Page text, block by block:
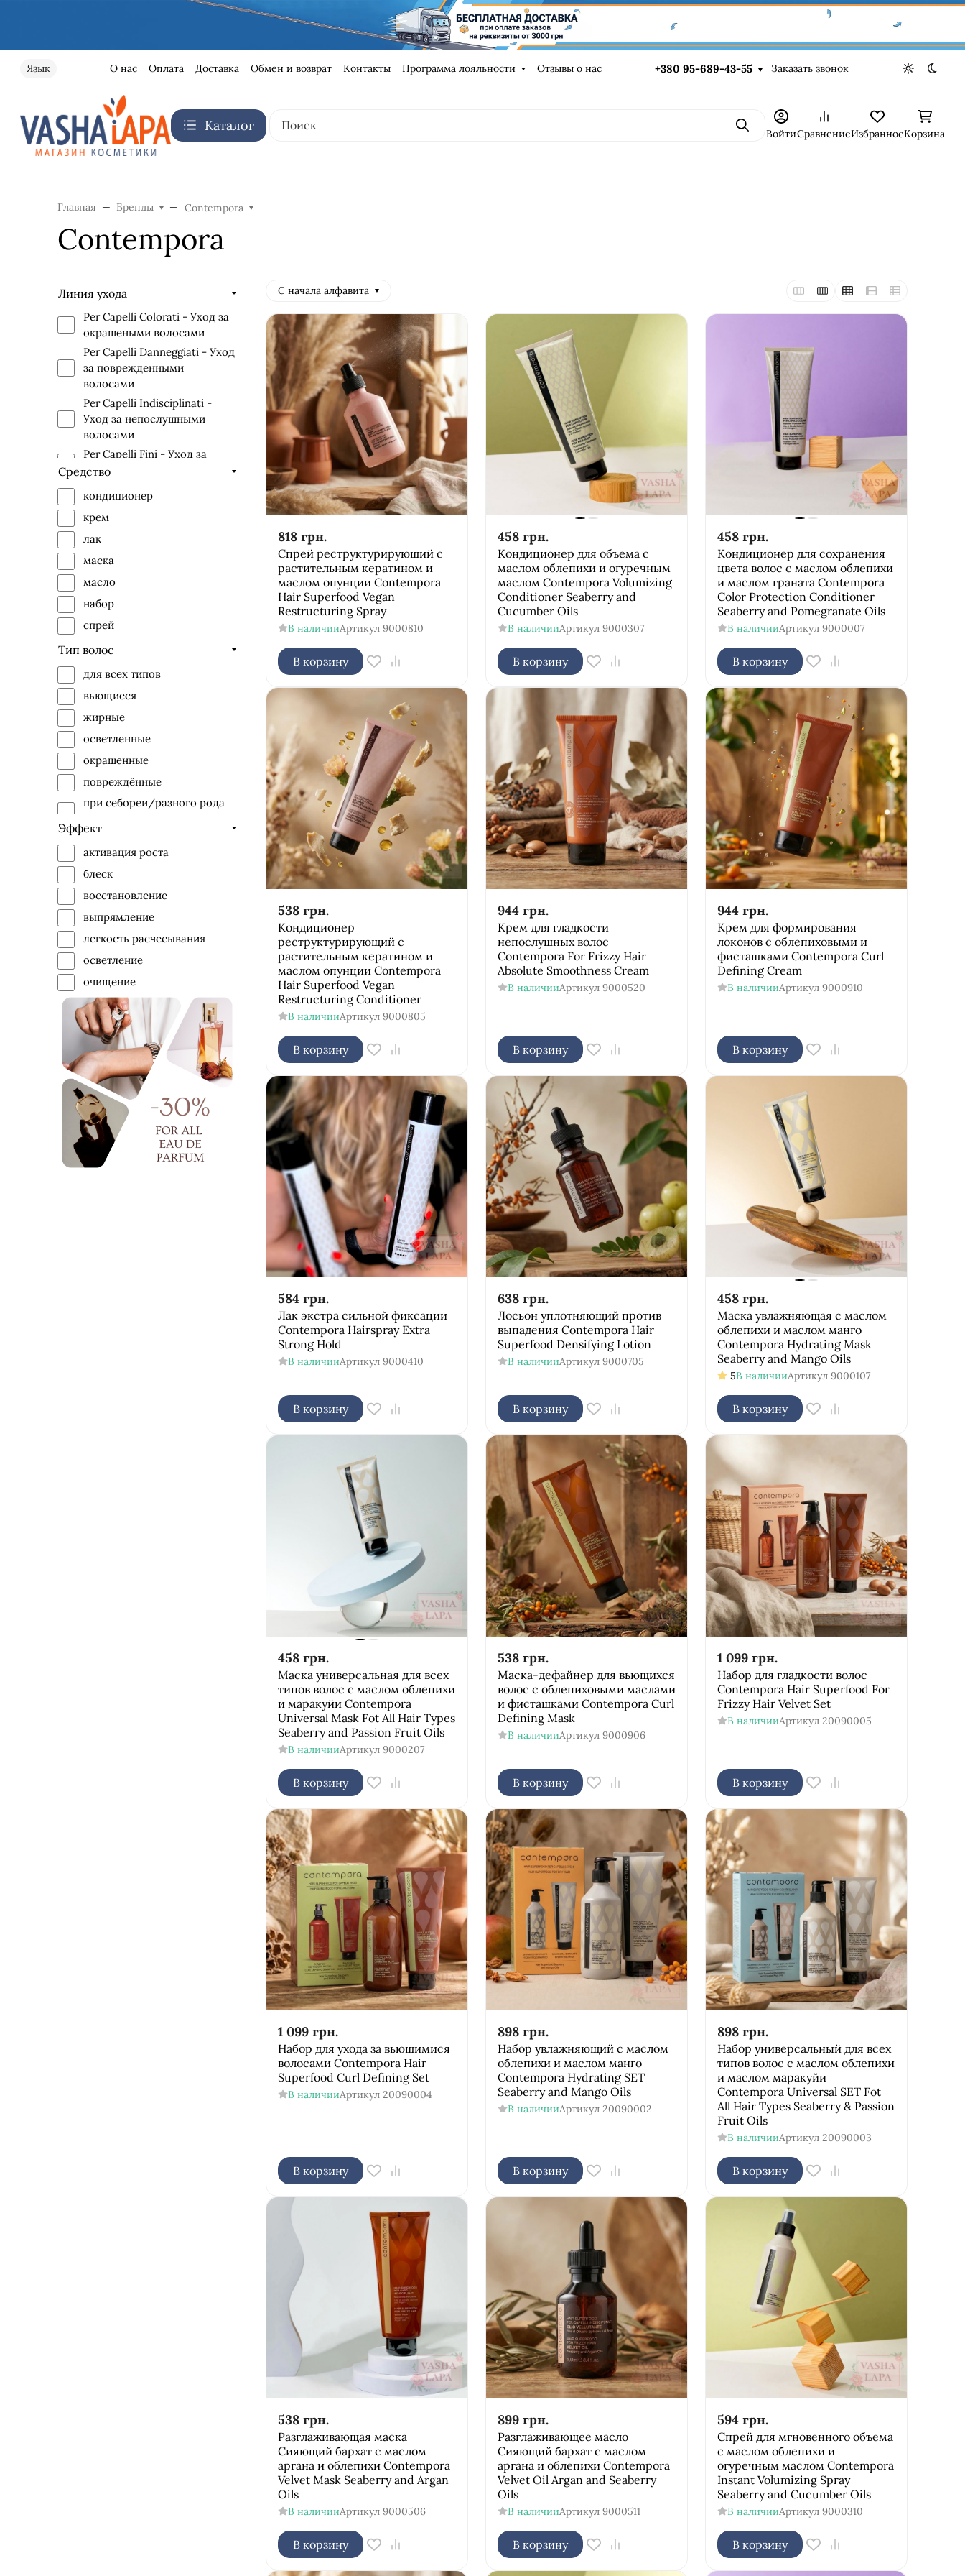
Язык О нас Оплата Доставка Обмен и возврат Контакты Программа лояльности Отзывы о нас +380 95-689-43-55 Заказать звонок Светлая
Каталог ПоискВойтиСравнениеИзбранноеКорзина
Главная Бренды Contempora
Contempora
Линия ухода
Per Capelli Colorati - Уход за
окрашеными волосами
Per Capelli Danneggiati - Уход
за поврежденными
волосами
Per Capelli Indisciplinati -
Уход за непослушными
волосами
Per Capelli Fini - Уход за
тонкими волосами
кучерявыми волосами
Per Capelli Secchi - Уход за
сухими волосами
Per Lavaggi Frequenti - Для
укладки волос
Средство
кондиционер
крем
лак
маска
масло
набор
спрей
тоник/лосьон
Тип волос
для всех типов
вьющиеся
жирные
осветленные
окрашенные
повреждённые
при себореи/разного рода
тонкие
Эффект
активация роста
блеск
восстановление
выпрямление
легкость расчесывания
осветление
очищение
питание
придание объема
профилактика выпадения
смягчение
сохранение цвета
увлажнение
укрепление
фиксация
С начала алфавита
818 грн.
Cпрей реструктурирующий с
растительным кератином и
маслом опунции Contempora
Hair Superfood Vegan
Restructuring Spray
В наличииАртикул 9000810
В корзину
458 грн.
Кондиционер для объема с
маслом облепихи и огуречным
маслом Соntempora Volumizing
Conditioner Seaberry and
Cucumber Oils
В наличииАртикул 9000307
В корзину
458 грн.
Кондиционер для сохранения
цвета волос с маслом облепихи
и маслом граната Соntempora
Color Protection Conditioner
Seaberry and Pomegranate Oils
В наличииАртикул 9000007
В корзину
538 грн.
Кондиционер
реструктурирующий с
растительным кератином и
маслом опунции Contempora
Hair Superfood Vegan
Restructuring Conditioner
В наличииАртикул 9000805
В корзину
944 грн.
Крем для гладкости
непослушных волос
Соntempora For Frizzy Hair
Absolute Smoothness Cream
В наличииАртикул 9000520
В корзину
944 грн.
Крем для формирования
локонов с облепиховыми и
фисташками Contempora Curl
Defining Cream
В наличииАртикул 9000910
В корзину
584 грн.
Лак экстра сильной фиксации
Соntempora Hairspray Extra
Strong Hold
В наличииАртикул 9000410
В корзину
638 грн.
Лосьон уплотняющий против
выпадения Contempora Hair
Superfood Densifying Lotion
В наличииАртикул 9000705
В корзину
458 грн.
Маска увлажняющая с маслом
облепихи и маслом манго
Соntempora Hydrating Mask
Seaberry and Mango Oils
5В наличииАртикул 9000107
В корзину
458 грн.
Маска универсальная для всех
типов волос с маслом облепихи
и маракуйи Соntempora
Universal Mask Fot All Hair Types
Seaberry and Passion Fruit Oils
В наличииАртикул 9000207
В корзину
538 грн.
Маска-дефайнер для вьющихся
волос с облепиховыми маслами
и фисташками Contempora Curl
Defining Mask
В наличииАртикул 9000906
В корзину
1 099 грн.
Набор для гладкости волос
Contempora Hair Superfood For
Frizzy Hair Velvet Set
В наличииАртикул 20090005
В корзину
1 099 грн.
Набор для ухода за вьющимися
волосами Contempora Hair
Superfood Curl Defining Set
В наличииАртикул 20090004
В корзину
898 грн.
Набор увлажняющий с маслом
облепихи и маслом манго
Соntempora Hydrating SET
Seaberry and Mango Oils
В наличииАртикул 20090002
В корзину
898 грн.
Набор универсальный для всех
типов волос с маслом облепихи
и маслом маракуйи
Соntempora Universal SET Fot
All Hair Types Seaberry & Passion
Fruit Oils
В наличииАртикул 20090003
В корзину
538 грн.
Разглаживающая маска
Сияющий бархат с маслом
аргана и облепихи Соntempora
Velvet Mask Seaberry and Argan
Oils
В наличииАртикул 9000506
В корзину
899 грн.
Разглаживающее масло
Сияющий бархат с маслом
аргана и облепихи Соntempora
Velvet Oil Argan and Seaberry
Oils
В наличииАртикул 9000511
В корзину
594 грн.
Спрей для мгновенного объема
с маслом облепихи и
огуречным маслом Соntempora
Instant Volumizing Spray
Seaberry and Cucumber Oils
В наличииАртикул 9000310
В корзину